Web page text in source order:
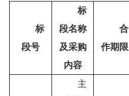
标
段号
标
段名称
及采购
内容
合
作期限
主